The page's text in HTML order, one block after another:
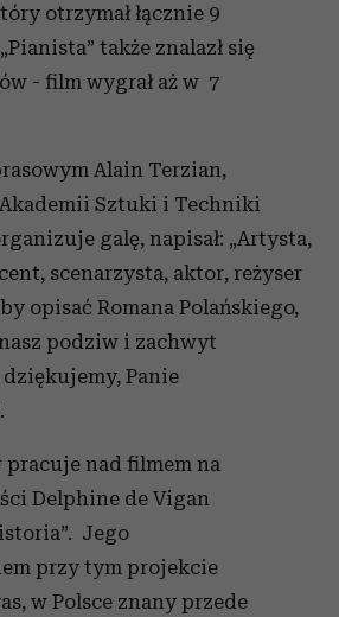
otrzymał łącznie 9
także znalazł się
- film wygrał aż w 7
Alain Terzian,
Sztuki i Techniki
galę, napisał: „Artysta,
scenarzysta, aktor, reżyser
opisać Romana Polańskiego,
podziw i zachwyt
Panie
nad filmem na
Delphine de Vigan
Jego
przy tym projekcie
w Polsce znany przede